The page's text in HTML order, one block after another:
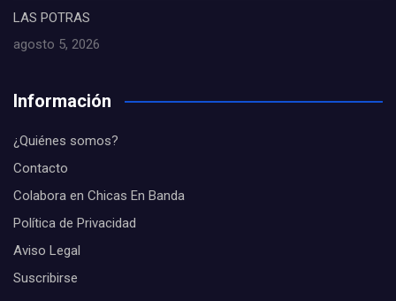
LAS POTRAS
agosto 5, 2026
Información
¿Quiénes somos?
Contacto
Colabora en Chicas En Banda
Política de Privacidad
Aviso Legal
Suscribirse